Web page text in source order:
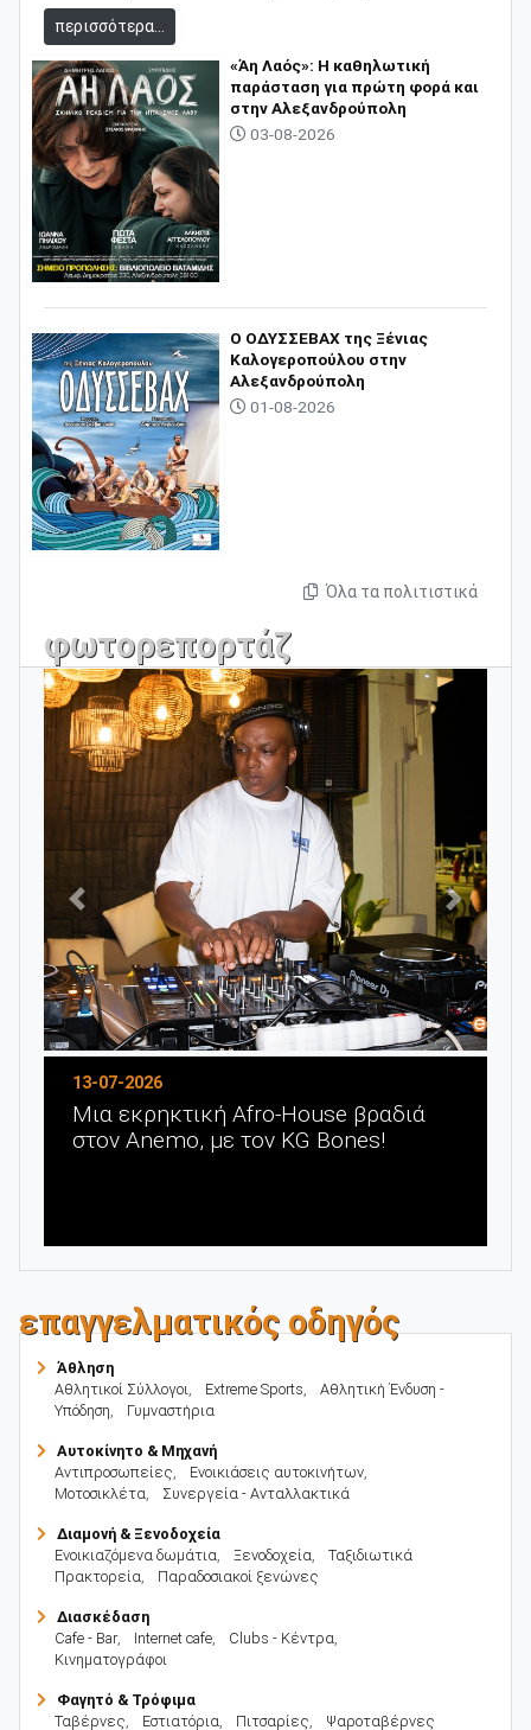
περισσότερα...
«Άη Λαός»: Η καθηλωτική
παράσταση για πρώτη φορά και
στην Αλεξανδρούπολη
03-08-2026
O ΟΔΥΣΣΕΒΑΧ της Ξένιας
Καλογεροπούλου στην
Αλεξανδρούπολη
01-08-2026
Όλα τα πολιτιστικά
φωτορεπορτάζ
13-07-2026
Μια εκρηκτική Afro-House βραδιά
στον Anemo, με τον KG Bones!
Προηγούμενο Επόμενο
επαγγελματικός οδηγός
Άθληση
Αθλητικοί Σύλλογοι, Extreme Sports,
Αθλητική Ένδυση -
Υπόδηση, Γυμναστήρια
Αυτοκίνητο & Μηχανή
Αντιπροσωπείες, Ενοικιάσεις αυτοκινήτων,
Μοτοσικλέτα, Συνεργεία - Ανταλλακτικά
Διαμονή & Ξενοδοχεία
Ενοικιαζόμενα δωμάτια, Ξενοδοχεία,
Ταξιδιωτικά
Πρακτορεία, Παραδοσιακοί ξενώνες
Διασκέδαση
Cafe - Bar, Internet cafe, Clubs - Κέντρα,
Κινηματογράφοι
Φαγητό & Τρόφιμα
Ταβέρνες, Εστιατόρια, Πιτσαρίες, Ψαροταβέρνες